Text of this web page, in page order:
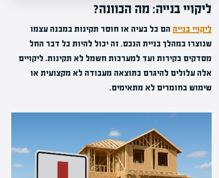
ליקויי בנייה: מה הכוונה?
ליקויי בנייה הם כל בעיה או חוסר תקינות במבנה עצמו
שנוצרו במהלך בניית הנכס. זה יכול להיות כל דבר החל
מסדקים בקירות ועד למערכות חשמל לא תקינות. ליקויים
אלה עלולים להיגרם כתוצאה מעבודה לא מקצועית או
שימוש בחומרים לא מתאימים.